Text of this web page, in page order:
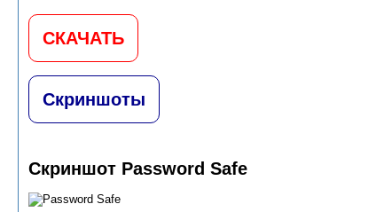
СКАЧАТЬ
Скриншоты
Скриншот Password Safe